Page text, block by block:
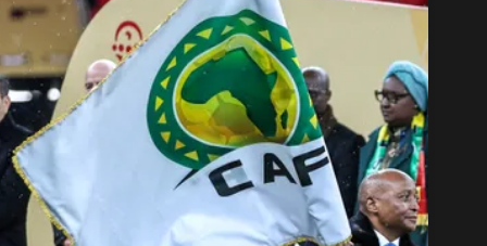
Clubs
Classement
Paris sportifs